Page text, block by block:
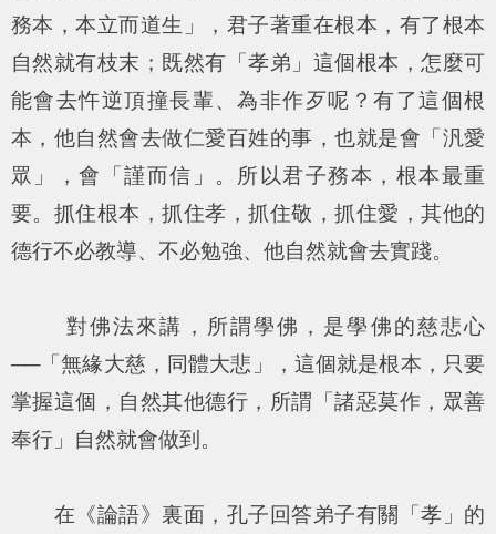
務本，本立而道生」，君子著重在根本，有了根本
自然就有枝末；既然有「孝弟」這個根本，怎麼可
能會去忤逆頂撞長輩、為非作歹呢？有了這個根
本，他自然會去做仁愛百姓的事，也就是會「汎愛
眾」，會「謹而信」。所以君子務本，根本最重
要。抓住根本，抓住孝，抓住敬，抓住愛，其他的
德行不必教導、不必勉強、他自然就會去實踐。
對佛法來講，所謂學佛，是學佛的慈悲心
──「無緣大慈，同體大悲」，這個就是根本，只要
掌握這個，自然其他德行，所謂「諸惡莫作，眾善
奉行」自然就會做到。
在《論語》裏面，孔子回答弟子有關「孝」的